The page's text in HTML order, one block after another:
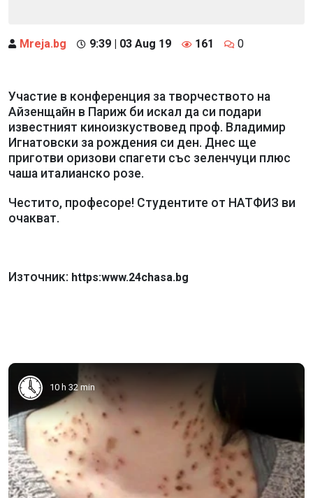
Mreja.bg 9:39 | 03 Aug 19 161 0
Участие в конференция за творчеството на
Айзенщайн в Париж би искал да си подари
известният киноизкуствовед проф. Владимир
Игнатовски за рождения си ден. Днес ще
приготви оризови спагети със зеленчуци плюс
чаша италианско розе.
Честито, професоре! Студентите от НАТФИЗ ви
очакват.
Източник: https:www.24chasa.bg
10 h 32 min